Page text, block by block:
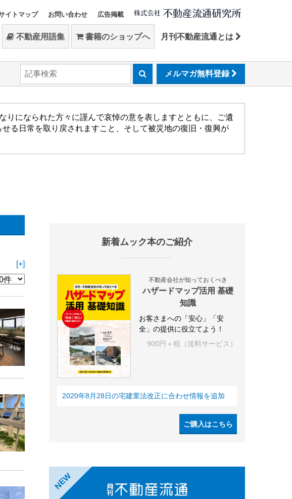
イトマップ お問い合わせ 広告掲載
不動産用語集 書籍のショップへ 月刊不動産流通とは
メルマガ無料登録
になられた方々に謹んで哀悼の意を表しますとともに、ご遺
る日常を取り戻されますこと、そして被災地の復旧・復興が
物流施設
[+]
新着ムック本のご紹介
不動産会社が知っておくべき
ハザードマップ活用 基礎
知識
お客さまへの「安心」「安
全」の提供に役立てよう！
900円＋税（送料サービス）
2020年8月28日の宅建業法改正に合わせ情報を追加
ご購入はこちら
NEW